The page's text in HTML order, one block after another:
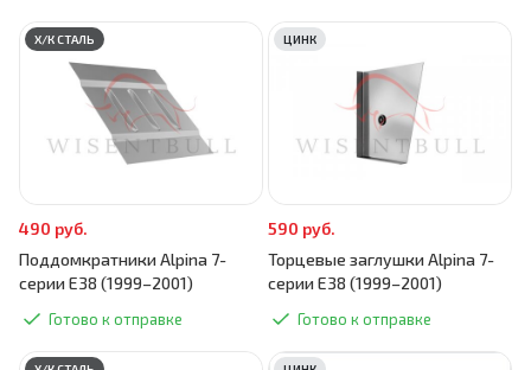
490 руб.
Поддомкратники Alpina 7-
серии E38 (1999–2001)
Готово к отправке
Х/К СТАЛЬ
590 руб.
Торцевые заглушки Alpina 7-
серии E38 (1999–2001)
Готово к отправке
ЦИНК